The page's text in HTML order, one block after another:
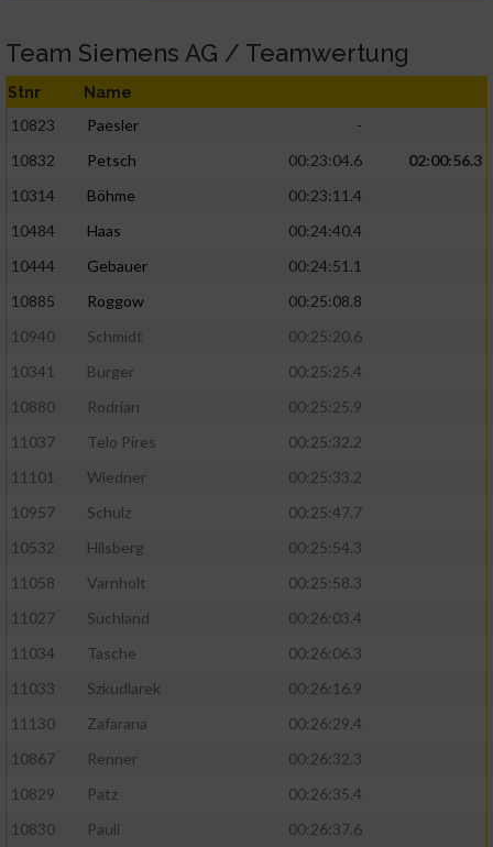
Team Siemens AG / Teamwertung
Stnr Name
10823 Paesler
-
10832
Petsch 00:23:04.6
02:00:56.3
10314
Böhme
00:23:11.4
10484
Haas
00:24:40.4
10444
Gebauer
00:24:51.1
10885
Roggow
00:25:08.8
10940
Schmidt
00:25:20.6
10341
Burger
00:25:25.4
10880
Rodrian
00:25:25.9
11037
Telo Pires
00:25:32.2
11101
Wiedner
00:25:33.2
10957
Schulz
00:25:47.7
10532
Hilsberg
00:25:54.3
11058
Varnholt
00:25:58.3
11027
Suchland
00:26:03.4
11034
Tasche
00:26:06.3
11033
Szkudlarek
00:26:16.9
11130
Zafarana
00:26:29.4
10867
Renner
00:26:32.3
10829
Patz
00:26:35.4
10830
Pauli
00:26:37.6